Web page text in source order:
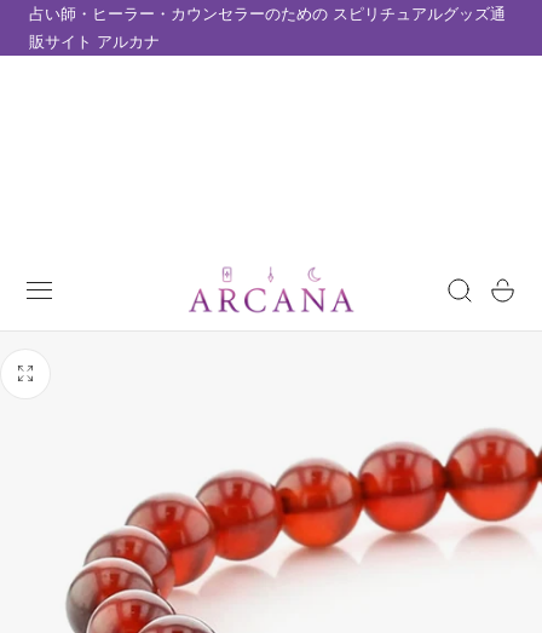
ツにスキップ
占い師・ヒーラー・カウンセラーのための スピリチュアルグッズ通
販サイト アルカナ
ー